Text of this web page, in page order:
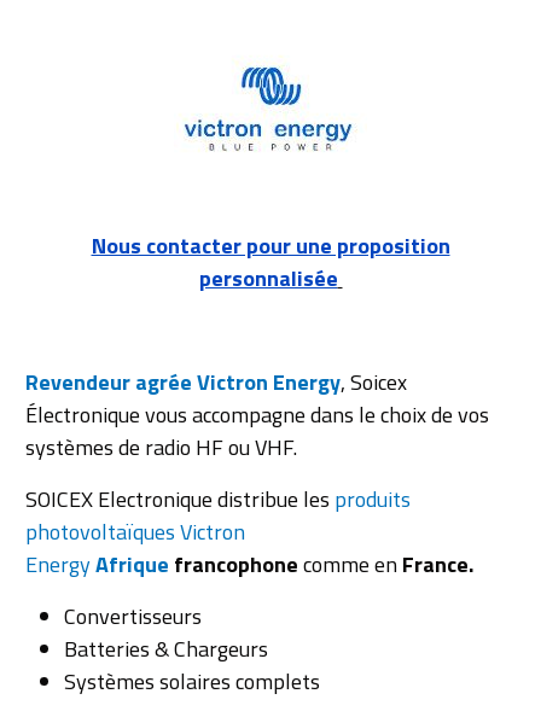
Nous contacter pour une proposition
personnalisée
Revendeur agrée Victron Energy, Soicex
Électronique vous accompagne dans le choix de vos
systèmes de radio HF ou VHF.
SOICEX Electronique distribue les produits
photovoltaïques Victron
EnergyAfrique francophonecomme enFrance.
Convertisseurs
Batteries & Chargeurs
Systèmes solaires complets